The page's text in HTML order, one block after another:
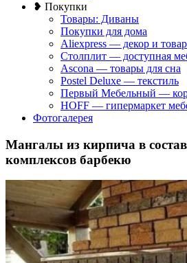
❥ Покупки
Товары: Диваны
Покупки для дома
Aliexpress — декор и
Столплит — доступная
Ascona — товары для сна
Postel Deluxe — текстиль
Первый Мебельный —
HOFF — гипермаркет
Фотогалерея
Мангалы из кирпича в
комплексов барбекю